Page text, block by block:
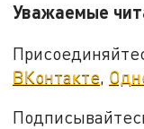
Уважаемые
ВКонтакте,